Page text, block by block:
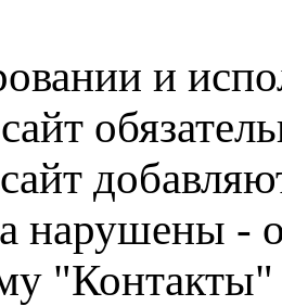
и
нарушены -
"Контакты"